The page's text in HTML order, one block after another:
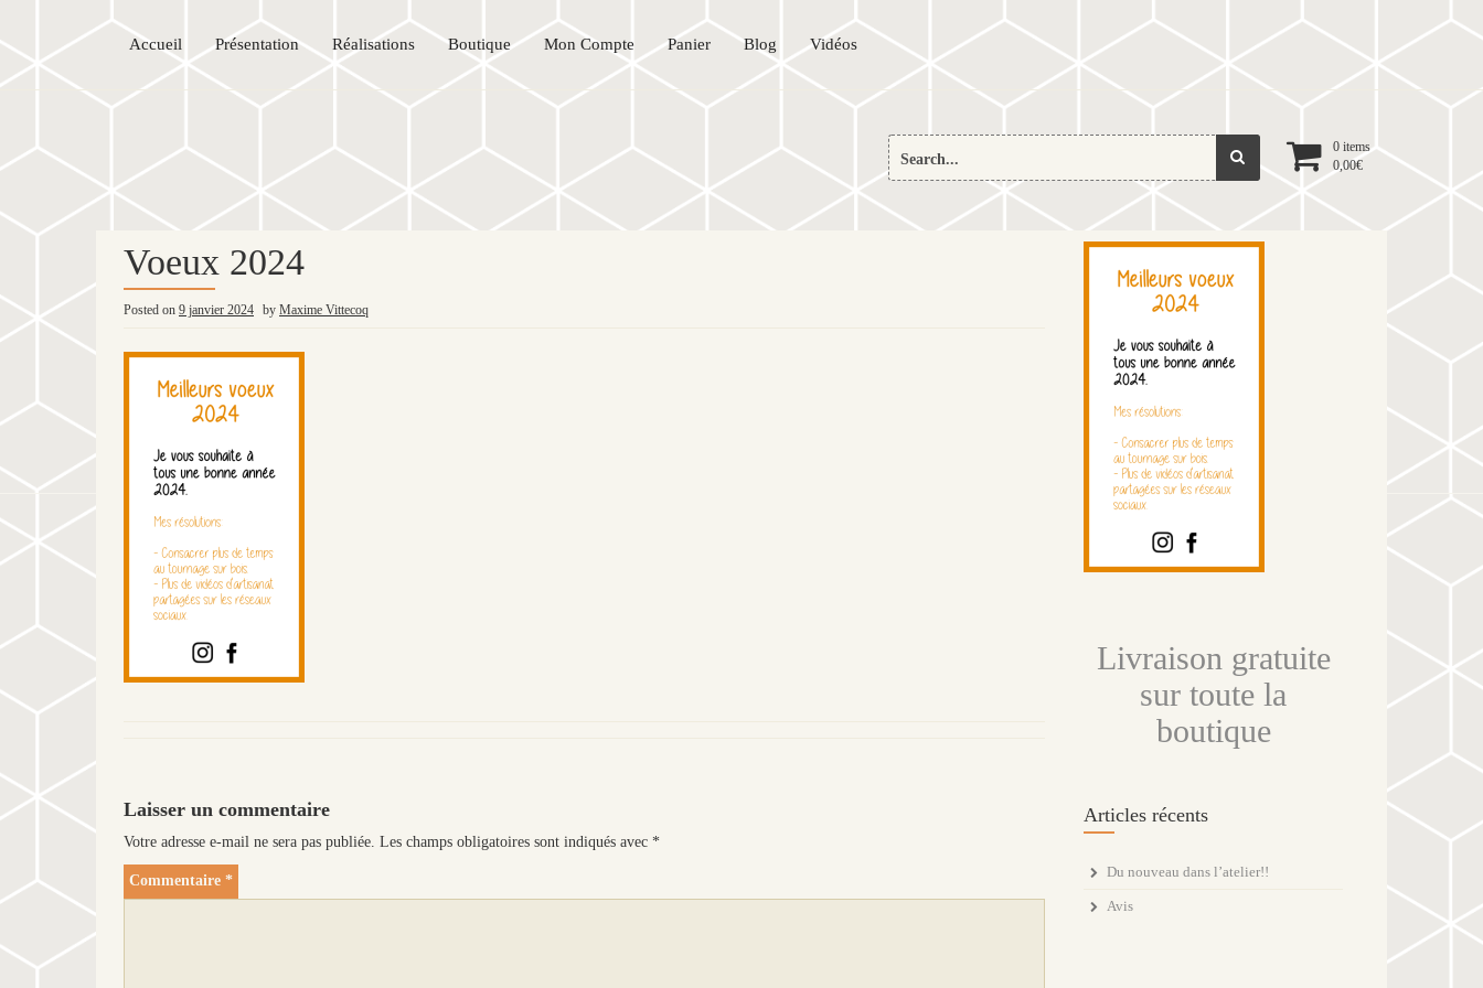
Accueil Présentation Réalisations Boutique Mon Compte Panier Blog Vidéos
0 items
0,00€
Search
for:
Voeux 2024
Posted on 9 janvier 2024 by Maxime Vittecoq
Laisser un commentaire
Votre adresse e-mail ne sera pas publiée. Les champs obligatoires sont indiqués avec *
Commentaire *
Livraison gratuite
sur toute la
boutique
Articles récents
Du nouveau dans l’atelier!!
Avis